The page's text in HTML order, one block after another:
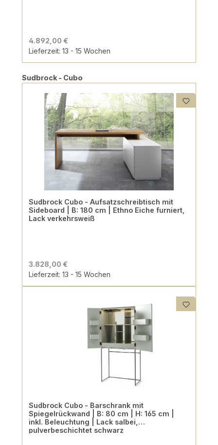
4.892,00 €
Lieferzeit: 13 - 15 Wochen
Produktgalerie überspringen
Sudbrock - Cubo
Sudbrock Cubo - Aufsatzschreibtisch mit
Sideboard | B: 180 cm | Ethno Eiche furniert,
Lack verkehrsweiß
3.828,00 €
Lieferzeit: 13 - 15 Wochen
Sudbrock Cubo - Barschrank mit
Spiegelrückwand | B: 80 cm | H: 165 cm |
inkl. Beleuchtung | Lack salbei,
pulverbeschichtet schwarz